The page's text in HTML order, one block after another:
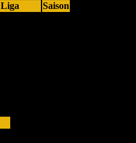
Liga
Saison